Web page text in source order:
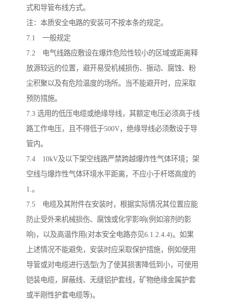
式和导管布线方式。
注：本质安全电路的安装可不按本条的规定。
7.1 一般规定
7.2 电气线路应敷设在爆炸危险性较小的区域或距离释
放源较远的位置，避开易受机械损伤、振动、腐蚀、粉
尘积聚以及有危险温度的场所。当不能避开时，应采取
预防措施。
7.3 选用的低压电缆或绝缘导线，其额定电压必须高于线
路工作电压，且不得低于500V，绝缘导线必须敷设于导
管内。
7.4 10kV及以下架空线路严禁跨越爆炸性气体环境；架
空线与爆炸性气体环境水平距离，不应小于杆塔高度的
1.。
7.5 电缆及其附件在安装时，根据实际情况其位置应能
防止受外来机械损伤、腐蚀或化学影响(例如溶剂的影
响)，以及高温作用(对本安全电路亦见6.1.2.4.4)。如果
上述情况不能避免，安装时应采取保护措施，例如使用
导管或对电缆进行选型(为了使其损害降低到小，可使用
铠装电缆，屏蔽线、无缝铝护套线，矿物绝缘金属护套
或半刚性护套电缆等)。